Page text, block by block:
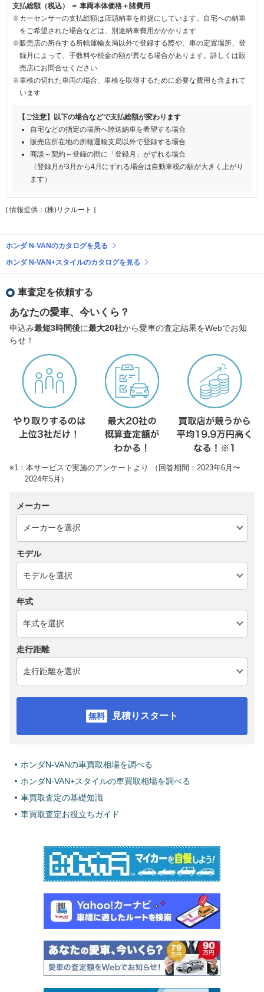
支払総額（税込） ＝ 車両本体価格＋諸費用
※カーセンサーの支払総額は店頭納車を前提にしています。自宅への納車
をご希望された場合などは、別途納車費用がかかります
※販売店の所在する所轄運輸支局以外で登録する際や、車の定置場所、登
録月によって、手数料や税金の額が異なる場合があります。詳しくは販
売店にお問合せください
※車検の切れた車両の場合、車検を取得するために必要な費用も含まれて
います
【ご注意】以下の場合などで支払総額が変わります
自宅などの指定の場所へ陸送納車を希望する場合
販売店所在地の所轄運輸支局以外で登録する場合
商談～契約～登録の間に「登録月」がずれる場合
（登録月が3月から4月にずれる場合は自動車税の額が大きく上がり
ます）
[ 情報提供：(株)リクルート ]
ホンダ N-VANのカタログを見る
ホンダ N-VAN+スタイルのカタログを見る
車査定を依頼する
あなたの愛車、今いくら？
申込み最短3時間後に最大20社から愛車の査定結果をWebでお知
らせ！
※1：本サービスで実施のアンケートより （回答期間：2023年6月〜
2024年5月）
メーカー
モデル
年式
走行距離
見積りスタート
ホンダN-VANの車買取相場を調べる
ホンダN-VAN+スタイルの車買取相場を調べる
車買取査定の基礎知識
車買取査定お役立ちガイド